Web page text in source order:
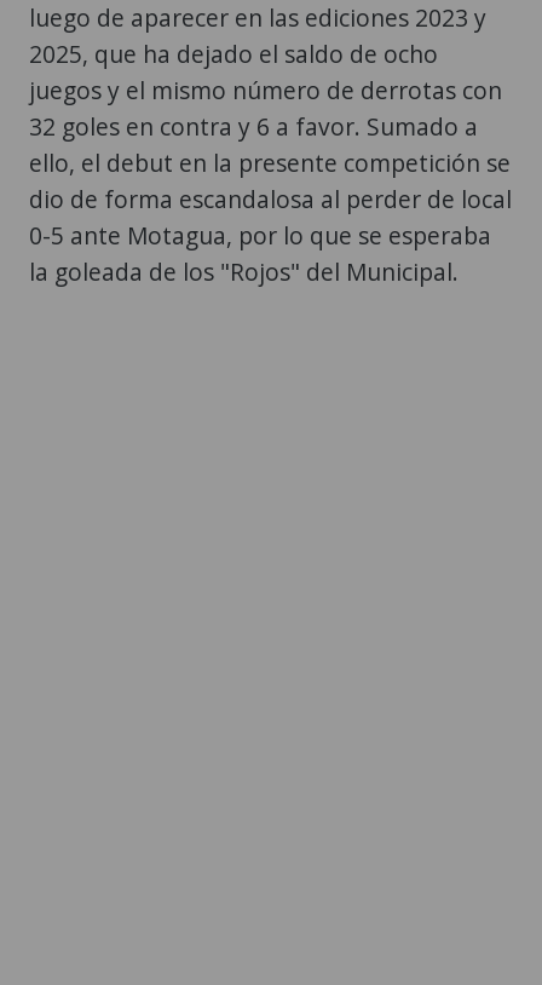
luego de aparecer en las ediciones 2023 y
2025, que ha dejado el saldo de ocho
juegos y el mismo número de derrotas con
32 goles en contra y 6 a favor. Sumado a
ello, el debut en la presente competición se
dio de forma escandalosa al perder de local
0-5 ante Motagua, por lo que se esperaba
la goleada de los "Rojos" del Municipal.